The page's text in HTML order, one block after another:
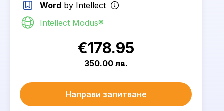
Word by Intellect
Intellect Modus®
€178.95
350.00 лв.
Направи запитване